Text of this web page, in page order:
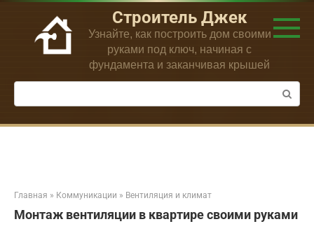
Перейти
контенту
Строитель Джек
Узнайте, как построить дом своими
руками под ключ, начиная с
фундамента и заканчивая крышей
Поиск:
Главная » Коммуникации » Вентиляция и климат
Монтаж вентиляции в квартире своими руками